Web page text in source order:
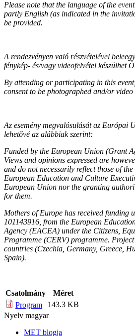
Please note that the language of the
partly English (as indicated in the
be provided.
A rendezvényen való részvételével
fénykép- és/vagy videofelvétel készülhet
By attending or participating in this
consent to be photographed and/or video
Az esemény megvalósulását az Európai
lehetővé az alábbiak szerint:
Funded by the European Union (Grant
Views and opinions expressed are
and do not necessarily reflect those of
European Education and Culture
European Union nor the granting
for them.
Mothers of Europe has received funding
101143916, from the European
Agency (EACEA) under the Citizens,
Programme (CERV) programme.
countries (Czechia, Germany, Greece,
Spain).
Csatolmány
Méret
Program
143.3 KB
Nyelv magyar
MET blogja